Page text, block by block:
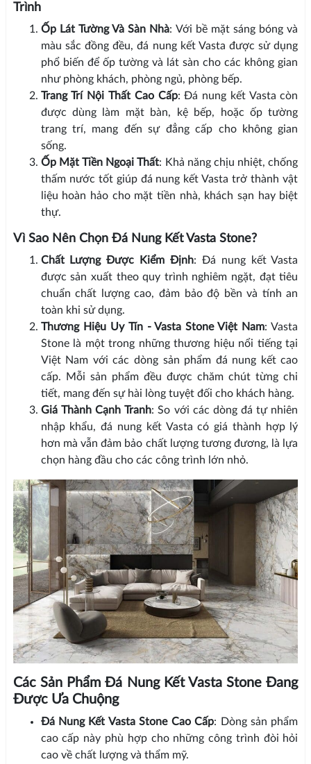
Trình
Ốp Lát Tường Và Sàn Nhà: Với bề mặt sáng bóng và
màu sắc đồng đều, đá nung kết Vasta được sử dụng
phổ biến để ốp tường và lát sàn cho các không gian
như phòng khách, phòng ngủ, phòng bếp.
Trang Trí Nội Thất Cao Cấp: Đá nung kết Vasta còn
được dùng làm mặt bàn, kệ bếp, hoặc ốp tường
trang trí, mang đến sự đẳng cấp cho không gian
sống.
Ốp Mặt Tiền Ngoại Thất: Khả năng chịu nhiệt, chống
thấm nước tốt giúp đá nung kết Vasta trở thành vật
liệu hoàn hảo cho mặt tiền nhà, khách sạn hay biệt
thự.
Vì Sao Nên Chọn Đá Nung Kết Vasta Stone?
Chất Lượng Được Kiểm Định: Đá nung kết Vasta
được sản xuất theo quy trình nghiêm ngặt, đạt tiêu
chuẩn chất lượng cao, đảm bảo độ bền và tính an
toàn khi sử dụng.
Thương Hiệu Uy Tín - Vasta Stone Việt Nam: Vasta
Stone là một trong những thương hiệu nổi tiếng tại
Việt Nam với các dòng sản phẩm đá nung kết cao
cấp. Mỗi sản phẩm đều được chăm chút từng chi
tiết, mang đến sự hài lòng tuyệt đối cho khách hàng.
Giá Thành Cạnh Tranh: So với các dòng đá tự nhiên
nhập khẩu, đá nung kết Vasta có giá thành hợp lý
hơn mà vẫn đảm bảo chất lượng tương đương, là lựa
chọn hàng đầu cho các công trình lớn nhỏ.
Các Sản Phẩm Đá Nung Kết Vasta Stone Đang
Được Ưa Chuộng
Đá Nung Kết Vasta Stone Cao Cấp: Dòng sản phẩm
cao cấp này phù hợp cho những công trình đòi hỏi
cao về chất lượng và thẩm mỹ.